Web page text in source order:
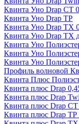
Квинта Уно Drap СТ
Квинта Уно Drap ТР
Квинта Уно Drap ТХ
Квинта Уно Drap ТХ
Квинта Уно
Квинта Уно
Квинта Уно
Профиль волновой
Квинта Плюс
Квинта плюс Drap
Квинта плюс Drap
Квинта плюс Drap СТ
Квинта плюс Drap ТР